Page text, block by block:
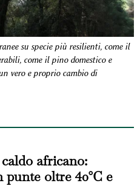
su specie più resilienti, come il
come il pino domestico e
vero e proprio cambio di
africano:
oltre 40°C e